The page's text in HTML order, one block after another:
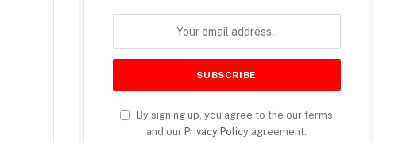
By signing up, you agree to the our terms
and our Privacy Policy agreement.